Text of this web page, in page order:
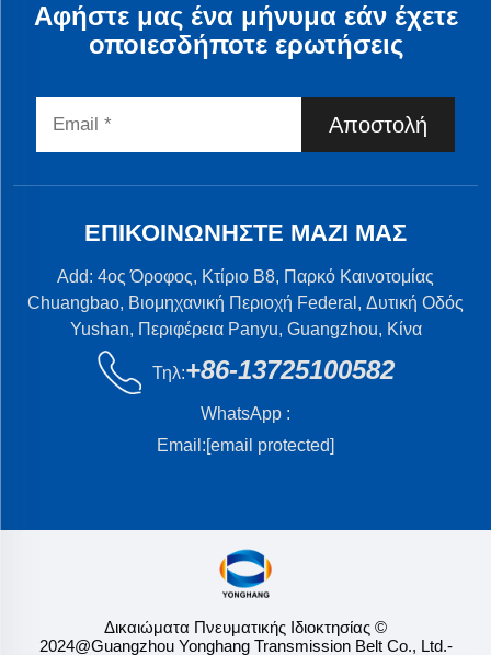
Αφήστε μας ένα μήνυμα εάν έχετε
οποιεσδήποτε ερωτήσεις
Αποστολή
ΕΠΙΚΟΙΝΩΝΉΣΤΕ ΜΑΖΊ ΜΑΣ
Add: 4ος Όροφος, Κτίριο B8, Παρκό Καινοτομίας
Chuangbao, Βιομηχανική Περιοχή Federal, Δυτική Οδός
Yushan, Περιφέρεια Panyu, Guangzhou, Κίνα
Τηλ:+86-13725100582
WhatsApp :
Email:[email protected]
Δικαιώματα Πνευματικής Ιδιοκτησίας ©
2024@Guangzhou Yonghang Transmission Belt Co., Ltd.-